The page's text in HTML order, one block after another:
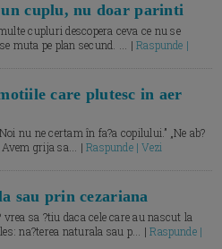
cuplu, nu doar parinti
cupluri descopera ceva ce nu se
muta pe plan secund. ... |Raspunde |
care plutesc in aer
nu ne certam în fa?a copilului.” „Ne ab?
grija sa... |Raspunde | Vezi
sau prin cezariana
sa ?tiu daca cele care au nascut la
na?terea naturala sau p... |Raspunde |